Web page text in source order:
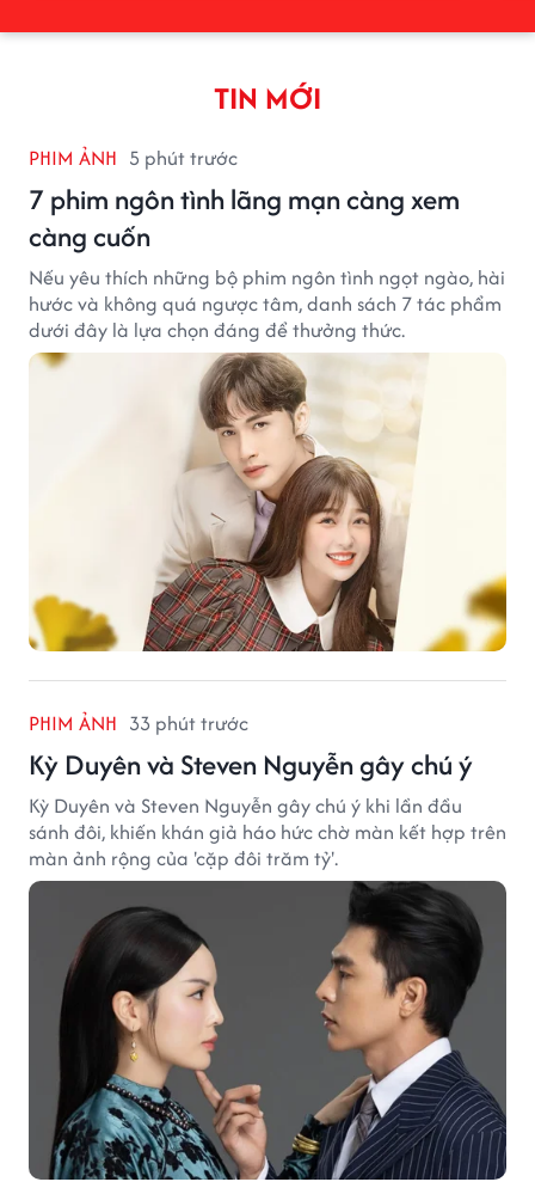
TIN MỚI
PHIM ẢNH 5 phút trước
7 phim ngôn tình lãng mạn càng xem
càng cuốn
Nếu yêu thích những bộ phim ngôn tình ngọt ngào, hài
hước và không quá ngược tâm, danh sách 7 tác phẩm
dưới đây là lựa chọn đáng để thưởng thức.
PHIM ẢNH 33 phút trước
Kỳ Duyên và Steven Nguyễn gây chú ý
Kỳ Duyên và Steven Nguyễn gây chú ý khi lần đầu
sánh đôi, khiến khán giả háo hức chờ màn kết hợp trên
màn ảnh rộng của 'cặp đôi trăm tỷ'.